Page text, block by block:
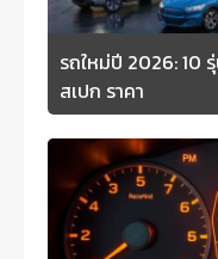
รถใหม่ปี 2026: 10
สเปก ราคา